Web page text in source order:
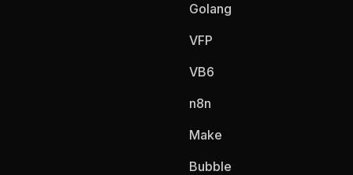
Golang
VFP
VB6
n8n
Make
Bubble